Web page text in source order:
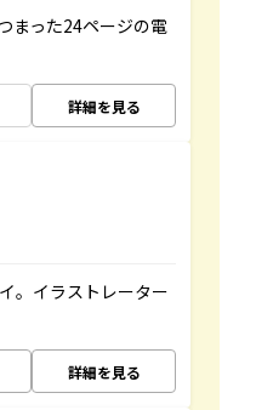
まった24ページの電
詳細を見る
。イラストレーター
詳細を見る